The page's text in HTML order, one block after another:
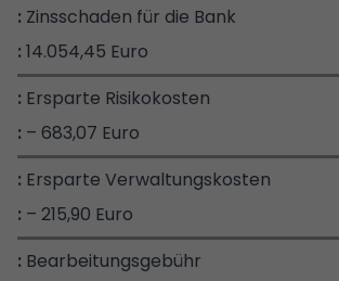
Zinsschaden für die Bank
14.054,45 Euro
Ersparte Risikokosten
– 683,07 Euro
Ersparte Verwaltungskosten
– 215,90 Euro
Bearbeitungsgebühr